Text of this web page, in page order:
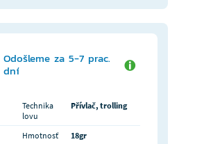
Odošleme za 5-7 prac.
dní
Technika
lovu
Přívlač, trolling
Hmotnosť
18gr